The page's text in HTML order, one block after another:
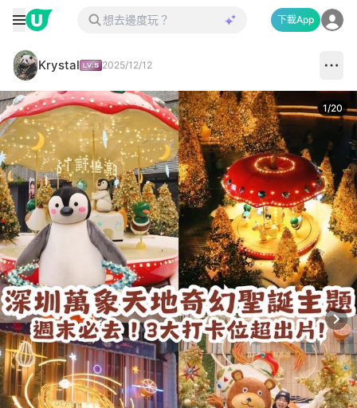
下載App
Krystal 2025/12/12
1/20